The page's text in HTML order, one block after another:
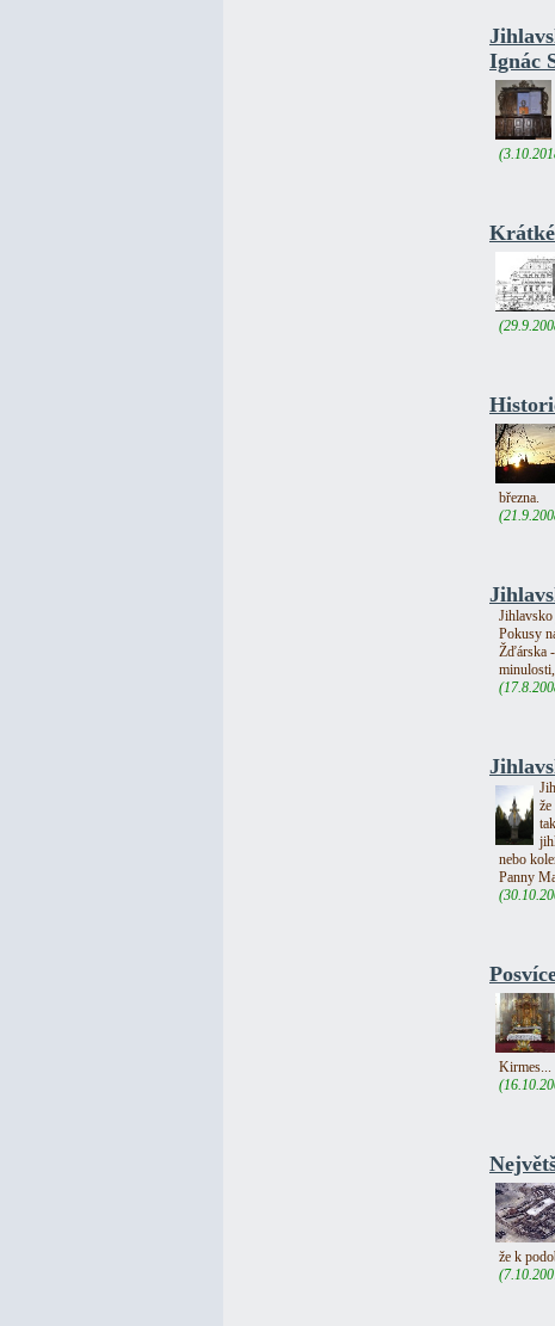
Ignác
března.
Pokusy
Žďárska
nebo
Panny
Kirmes...
že k